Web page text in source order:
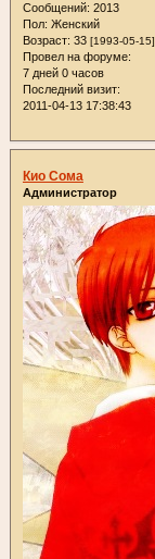
Сообщений: 2013
Пол: Женский
Возраст: 33 [1993-05-15]
Провел на форуме:
7 дней 0 часов
Последний визит:
2011-04-13 17:38:43
Кио Сома
Администратор